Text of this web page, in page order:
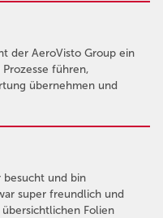
der AeroVisto Group ein
führen,
übernehmen und
besucht und bin
super freundlich und
Folien